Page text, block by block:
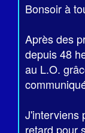
Bonsoir à
Après des
depuis 48
au L.O.
J'interviens
retard pour